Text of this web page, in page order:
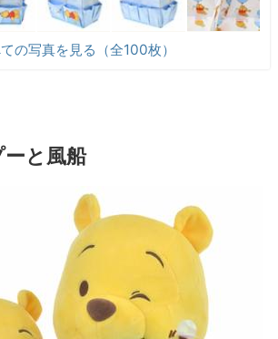
の写真を見る（全100枚）
と風船